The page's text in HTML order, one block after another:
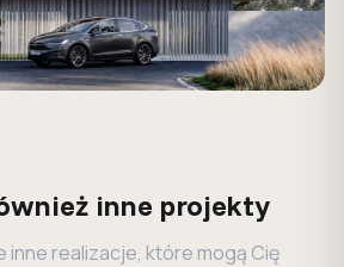
inne projekty
inne realizacje, które mogą Cię